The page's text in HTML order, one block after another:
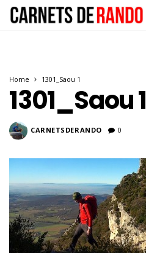
Home 1301_Saou 1
1301_Saou 1
CARNETSDERANDO 0